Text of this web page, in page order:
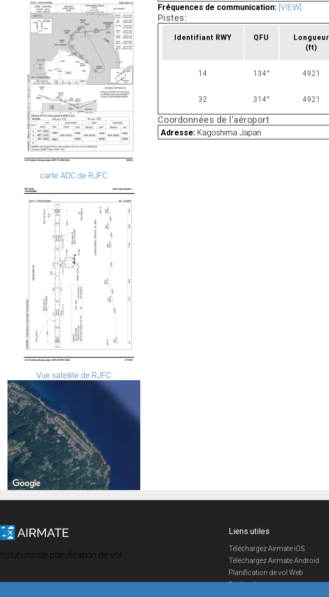
carte ADC de RJFC
Vue satellite de RJFC
Fréquences de communication: [VIEW]
Pistes:
Identifiant RWY QFU
Longueur
(ft)
14 134° 4921
32 314° 4921
Coordonnées de l'aéroport
Adresse: Kagoshima Japan
Solutions de planification de vol
Liens utiles
Téléchargez Airmate iOS
Téléchargez Airmate Android
Planification de vol Web
Recherche